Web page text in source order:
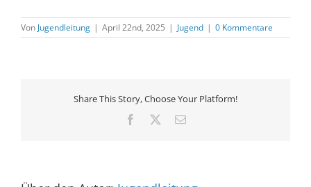
Von Jugendleitung | April 22nd, 2025 | Jugend | 0 Kommentare
Share This Story, Choose Your Platform!
Facebook
E-